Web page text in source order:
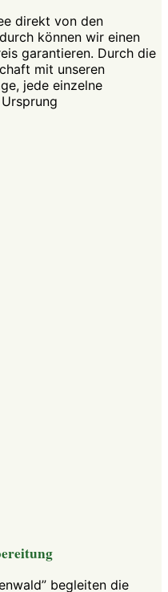
direkt von den
können wir einen
garantieren. Durch die
mit unseren
jede einzelne
begleiten die